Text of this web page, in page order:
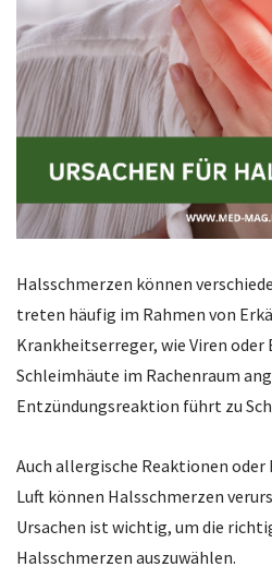
Halsschmerzen können
treten häufig im Rahmen von
Krankheitserreger, wie Viren oder
Schleimhäute im Rachenraum
Entzündungsreaktion führt zu
Auch allergische Reaktionen
Luft können Halsschmerzen
Ursachen ist wichtig, um die
Halsschmerzen auszuwählen.